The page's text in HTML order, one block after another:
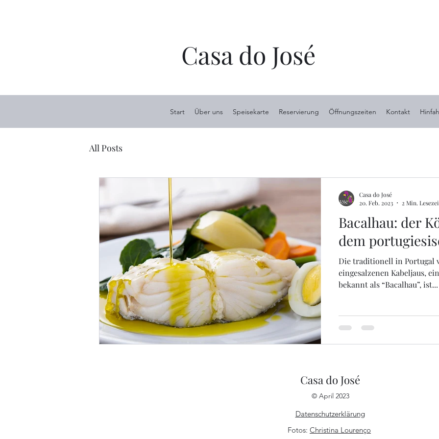
Casa do José
Start Über uns Speisekarte Reservierung Öffnungszeiten Kontakt
All Posts
Bacalhau: der
dem
Die traditionell in Portugal
eingesalzenen Kabeljaus,
bekannt als “Bacalhau”, ist...
Casa do José
20. Feb. 2023
2 Min.
Casa do José
© April 2023
Datenschutzerklärung
Fotos: Christina Lourenço